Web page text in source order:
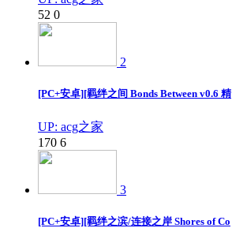
52 0
2
[PC+安卓][羁绊之间 Bonds Between v0.6 精
UP: acg之家
170 6
3
[PC+安卓][羁绊之滨/连接之岸 Shores of Co